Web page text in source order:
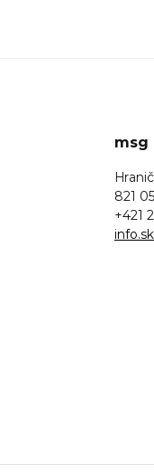
msg
821
+421